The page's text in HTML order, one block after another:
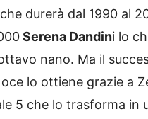
durerà dal 1990 al
Serena Dandini lo
nano. Ma il
lo ottiene grazie a
5 che lo trasforma in